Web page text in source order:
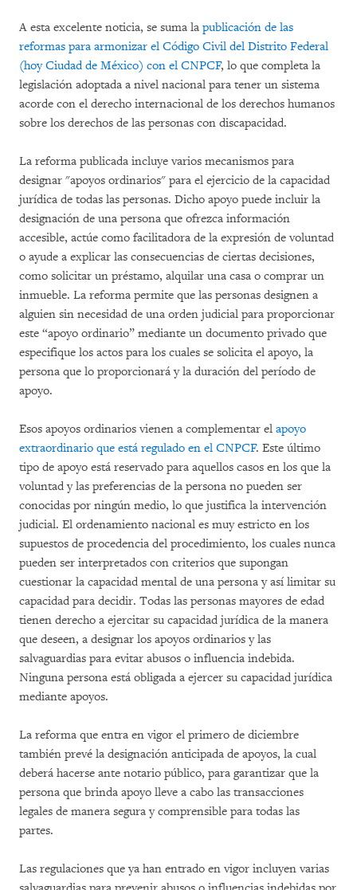
A esta excelente noticia, se suma la publicación de las
reformas para armonizar el Código Civil del Distrito Federal
(hoy Ciudad de México) con el CNPCF, lo que completa la
legislación adoptada a nivel nacional para tener un sistema
acorde con el derecho internacional de los derechos humanos
sobre los derechos de las personas con discapacidad.
La reforma publicada incluye varios mecanismos para
designar "apoyos ordinarios" para el ejercicio de la capacidad
jurídica de todas las personas. Dicho apoyo puede incluir la
designación de una persona que ofrezca información
accesible, actúe como facilitadora de la expresión de voluntad
o ayude a explicar las consecuencias de ciertas decisiones,
como solicitar un préstamo, alquilar una casa o comprar un
inmueble. La reforma permite que las personas designen a
alguien sin necesidad de una orden judicial para proporcionar
este “apoyo ordinario” mediante un documento privado que
especifique los actos para los cuales se solicita el apoyo, la
persona que lo proporcionará y la duración del período de
apoyo.
Esos apoyos ordinarios vienen a complementar el apoyo
extraordinario que está regulado en el CNPCF. Este último
tipo de apoyo está reservado para aquellos casos en los que la
voluntad y las preferencias de la persona no pueden ser
conocidas por ningún medio, lo que justifica la intervención
judicial. El ordenamiento nacional es muy estricto en los
supuestos de procedencia del procedimiento, los cuales nunca
pueden ser interpretados con criterios que supongan
cuestionar la capacidad mental de una persona y así limitar su
capacidad para decidir. Todas las personas mayores de edad
tienen derecho a ejercitar su capacidad jurídica de la manera
que deseen, a designar los apoyos ordinarios y las
salvaguardias para evitar abusos o influencia indebida.
Ninguna persona está obligada a ejercer su capacidad jurídica
mediante apoyos.
La reforma que entra en vigor el primero de diciembre
también prevé la designación anticipada de apoyos, la cual
deberá hacerse ante notario público, para garantizar que la
persona que brinda apoyo lleve a cabo las transacciones
legales de manera segura y comprensible para todas las
partes.
Las regulaciones que ya han entrado en vigor incluyen varias